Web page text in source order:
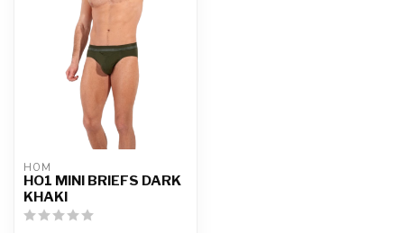
HOM
HO1 MINI BRIEFS DARK
KHAKI